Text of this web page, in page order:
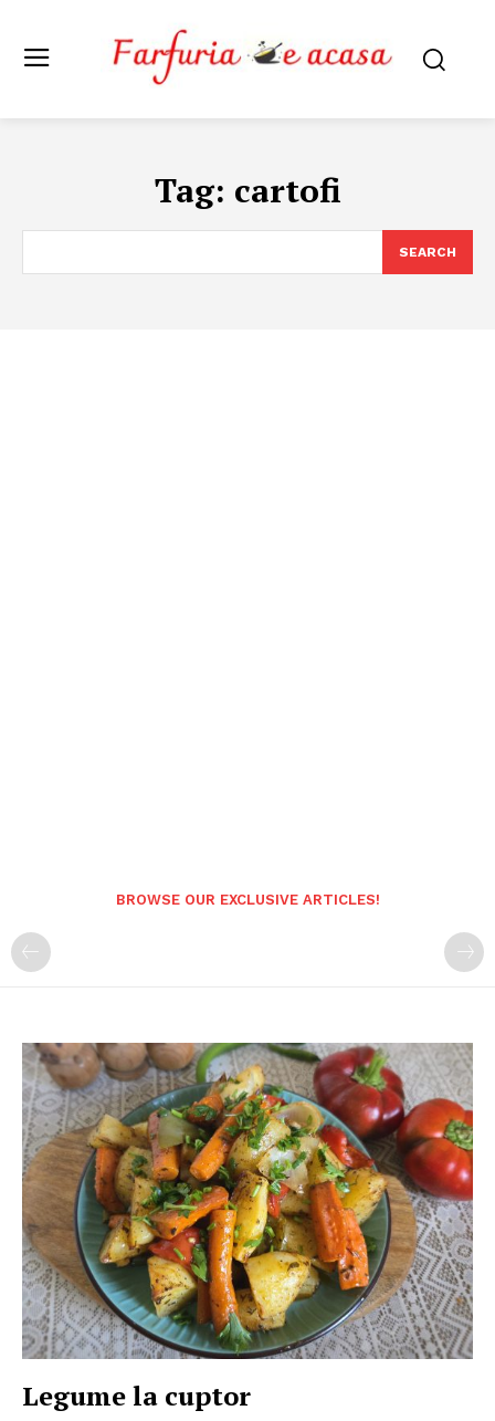
Tag: cartofi
SEARCH
BROWSE OUR EXCLUSIVE ARTICLES!
Legume la cuptor